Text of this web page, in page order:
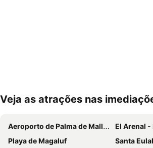
Ampliar mapa
Veja as atrações nas
Aeroporto de Palma de Mallorca
El Arenal -
Playa de Magaluf
Santa